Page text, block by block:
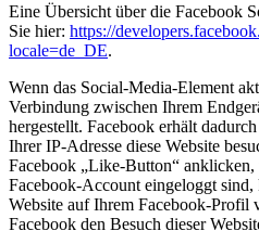
Eine Übersicht über die Facebook
Sie hier: https://
locale=de_DE.
Wenn das Social-Media-Element
Verbindung zwischen Ihrem
hergestellt. Facebook erhält
Ihrer IP-Adresse diese Website
Facebook „Like-Button“
Facebook-Account eingeloggt
Website auf Ihrem Facebook-Profil
Facebook den Besuch dieser